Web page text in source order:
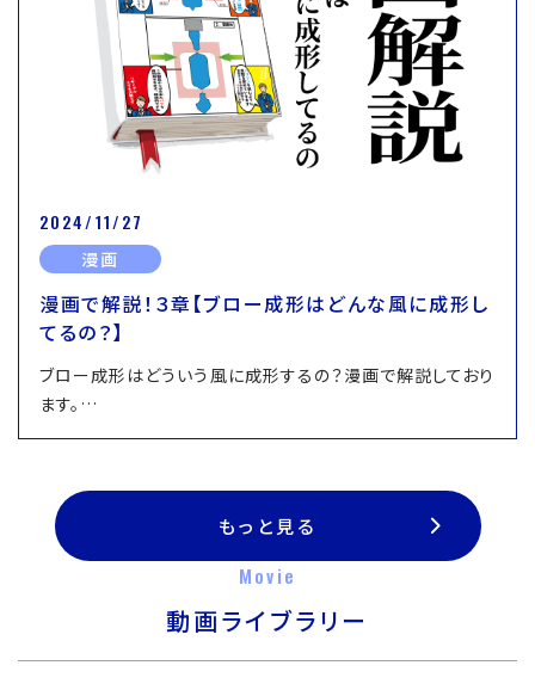
2024/11/27
漫画
漫画で解説！３章【ブロー成形はどんな風に成形し
てるの？】
ブロー成形はどういう風に成形するの？漫画で解説しており
ます。…
もっと見る
Movie
動画ライブラリー